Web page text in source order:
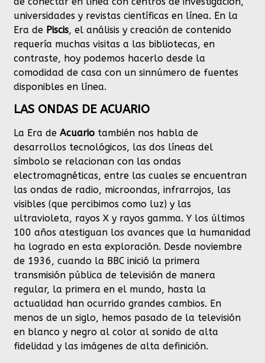
universidades y revistas científicas en línea. En la
Era dePiscis, el análisis y creación de contenido
requería muchas visitas a las bibliotecas, en
contraste, hoy podemos hacerlo desde la
comodidad de casa con un sinnúmero de fuentes
disponibles en línea.
LAS ONDAS DE ACUARIO
La Era deAcuariotambién nos habla de
desarrollos tecnológicos, las dos líneas del
símbolo se relacionan con las ondas
electromagnéticas, entre las cuales se encuentran
las ondas de radio, microondas, infrarrojos, las
visibles (que percibimos como luz) y las
ultravioleta, rayos X y rayos gamma. Y los últimos
100 años atestiguan los avances que la humanidad
ha logrado en esta exploración. Desde noviembre
de 1936, cuando la BBC inició la primera
transmisión pública de televisión de manera
regular, la primera en el mundo, hasta la
actualidad han ocurrido grandes cambios. En
menos de un siglo, hemos pasado de la televisión
en blanco y negro al color al sonido de alta
fidelidad y las imágenes de alta definición.